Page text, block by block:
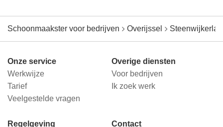
Schoonmaakster voor bedrijven Overijssel
Onze service
Werkwijze
Tarief
Veelgestelde vragen
Overige diensten
Voor bedrijven
Ik zoek werk
Regelgeving Contact